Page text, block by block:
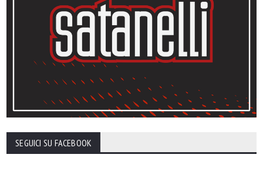
SEGUICI SU FACEBOOK